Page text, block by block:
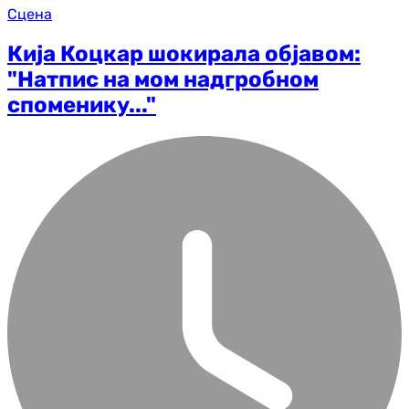
Сцена
Кија Коцкар шокирала објавом:
"Натпис на мом надгробном
споменику..."